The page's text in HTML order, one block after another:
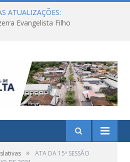
ATUALIZAÇÕES:
Evangelista Filho
»
ATA DA 15ª SESSÃO